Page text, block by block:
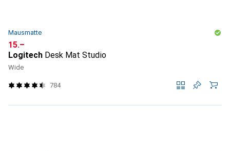
Mausmatte
CHF
15.–
Logitech Desk Mat Studio
Wide
784